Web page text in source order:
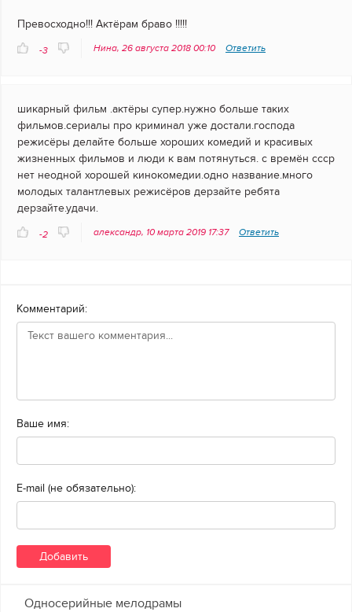
Превосходно!!! Актёрам браво !!!!!
-3 Нина, 26 августа 2018 00:10 Ответить
шикарный фильм .актёры супер.нужно больше таких
фильмов.сериалы про криминал уже достали.господа
режисёры делайте больше хороших комедий и красивых
жизненных фильмов и люди к вам потянуться. с времён ссср
нет неодной хорошей кинокомедии.одно название.много
молодых талантлевых режисёров дерзайте ребята
дерзайте.удачи.
-2 александр, 10 марта 2019 17:37 Ответить
Комментарий:
Ваше имя:
E-mail (не обязательно):
Односерийные мелодрамы